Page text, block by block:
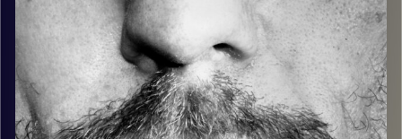
כל מה שחי, אמיתי ונושם.
עם שמוליק רגב.
קרדיט תמונות: David Goehring